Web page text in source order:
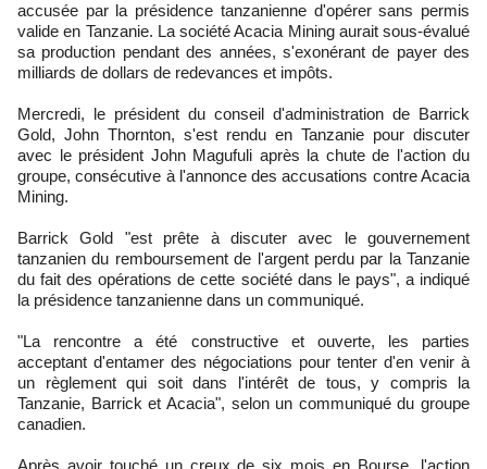
accusée par la présidence tanzanienne d'opérer sans permis
valide en Tanzanie. La société Acacia Mining aurait sous-évalué
sa production pendant des années, s'exonérant de payer des
milliards de dollars de redevances et impôts.
Mercredi, le président du conseil d'administration de Barrick
Gold, John Thornton, s'est rendu en Tanzanie pour discuter
avec le président John Magufuli après la chute de l'action du
groupe, consécutive à l'annonce des accusations contre Acacia
Mining.
Barrick Gold "est prête à discuter avec le gouvernement
tanzanien du remboursement de l'argent perdu par la Tanzanie
du fait des opérations de cette société dans le pays", a indiqué
la présidence tanzanienne dans un communiqué.
"La rencontre a été constructive et ouverte, les parties
acceptant d'entamer des négociations pour tenter d'en venir à
un règlement qui soit dans l'intérêt de tous, y compris la
Tanzanie, Barrick et Acacia", selon un communiqué du groupe
canadien.
Après avoir touché un creux de six mois en Bourse, l'action